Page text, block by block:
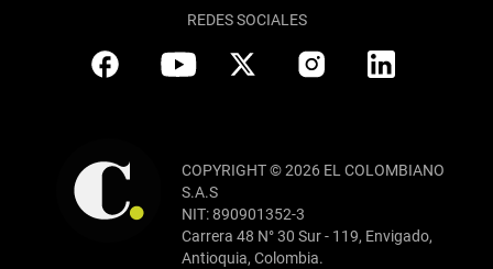
REDES SOCIALES
COPYRIGHT © 2026 EL COLOMBIANO
S.A.S
NIT: 890901352-3
Carrera 48 N° 30 Sur - 119, Envigado,
Antioquia, Colombia.